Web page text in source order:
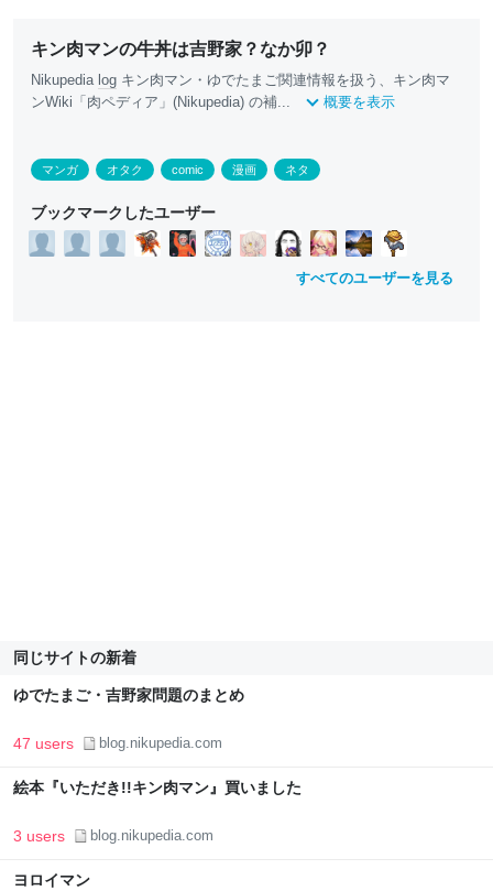
キン肉マンの牛丼は吉野家？なか卯？
Nikupedia log キン肉マン・ゆでたまご関連情報を扱う、キン肉マ
ンWiki「肉ペディア」(Nikupedia) の補...
概要を表示
マンガ オタク comic 漫画 ネタ
ブックマークしたユーザー
すべてのユーザーを見る
同じサイトの新着
ゆでたまご・吉野家問題のまとめ
47 users blog.nikupedia.com
絵本『いただき!!キン肉マン』買いました
3 users blog.nikupedia.com
ヨロイマン